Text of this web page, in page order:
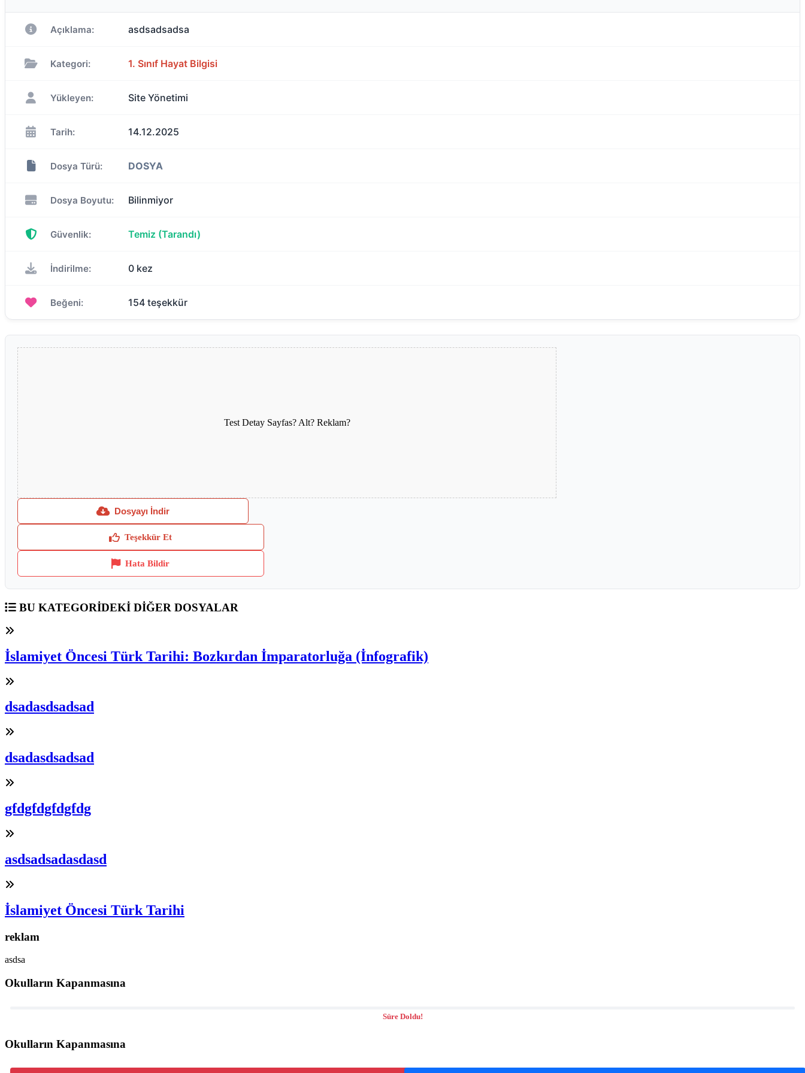
Açıklama: asdsadsadsa
Kategori: 1. Sınıf Hayat Bilgisi
Yükleyen: Site Yönetimi
Tarih: 14.12.2025
Dosya Türü: DOSYA
Dosya Boyutu: Bilinmiyor
Güvenlik: Temiz (Tarandı)
İndirilme: 0 kez
Beğeni: 154 teşekkür
Test Detay Sayfas? Alt? Reklam?
Dosyayı İndir
Teşekkür Et
Hata Bildir
BU KATEGORİDEKİ DİĞER DOSYALAR
İslamiyet Öncesi Türk Tarihi: Bozkırdan İmparatorluğa (İnfografik)
dsadasdsadsad
dsadasdsadsad
gfdgfdgfdgfdg
asdsadsadasdasd
İslamiyet Öncesi Türk Tarihi
reklam
asdsa
Okulların Kapanmasına
Süre Doldu!
Okulların Kapanmasına